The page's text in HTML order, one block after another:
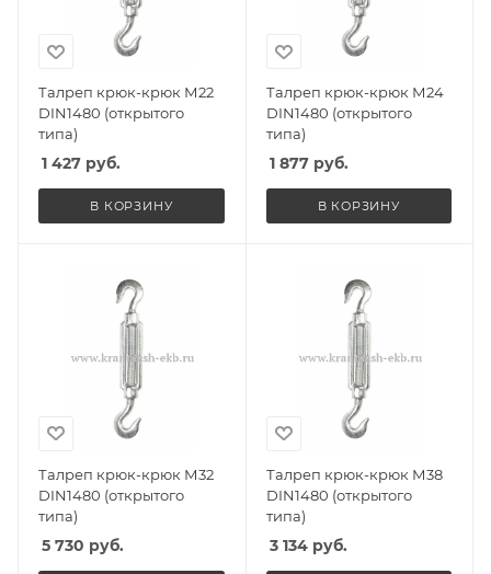
Талреп крюк-крюк М22
DIN1480 (открытого
типа)
1 427 руб.
В КОРЗИНУ
Талреп крюк-крюк М24
DIN1480 (открытого
типа)
1 877руб.
В КОРЗИНУ
Талреп крюк-крюк М32
DIN1480 (открытого
типа)
5 730 руб.
Талреп крюк-крюк М38
DIN1480 (открытого
типа)
3 134руб.